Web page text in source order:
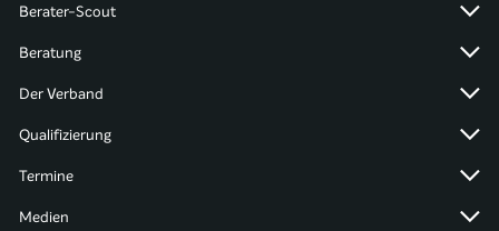
Berater-Scout
Beratung
Der Verband
Qualifizierung
Termine
Medien